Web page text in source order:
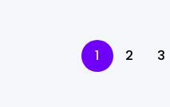
1 2 3